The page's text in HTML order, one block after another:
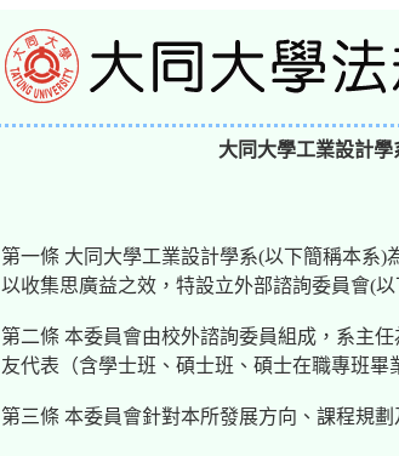
大同大學工業設計
第一條 大同大學工業設計學系(以下簡稱本系)
以收集思廣益之效，特設立外部諮詢委員會(以
第二條 本委員會由校外諮詢委員組成，系主
友代表（含學士班、碩士班、碩士在職專班畢
第三條 本委員會針對本所發展方向、課程規